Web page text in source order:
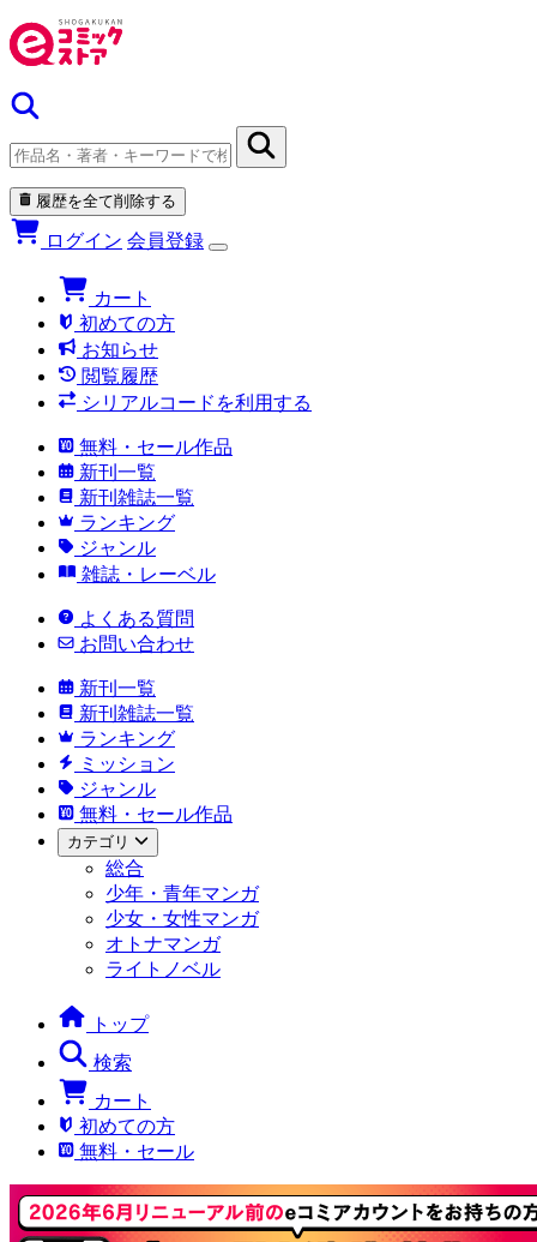
履歴を全て削除する
ログイン 会員登録
カート
初めての方
お知らせ
閲覧履歴
シリアルコードを利用する
無料・セール作品
新刊一覧
新刊雑誌一覧
ランキング
ジャンル
雑誌・レーベル
よくある質問
お問い合わせ
新刊一覧
新刊雑誌一覧
ランキング
ミッション
ジャンル
無料・セール作品
カテゴリ
総合
少年・青年マンガ
少女・女性マンガ
オトナマンガ
ライトノベル
トップ
検索
カート
初めての方
無料・セール